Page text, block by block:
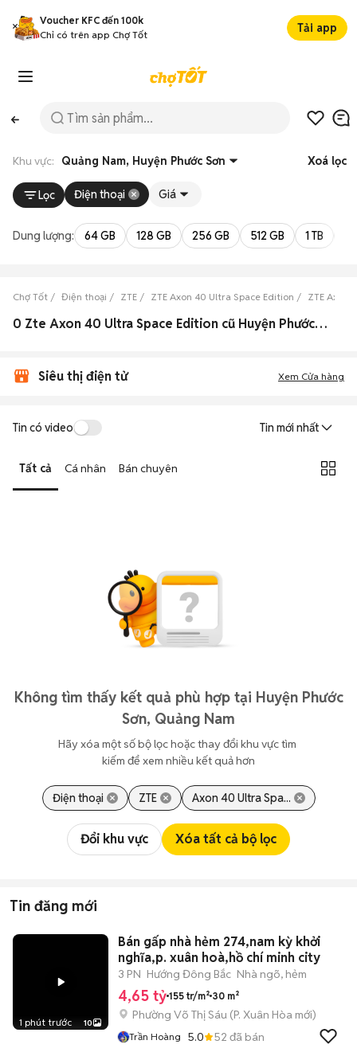
Voucher KFC đến 100k
Chỉ có trên app Chợ Tốt
Tải app
Khu vực: Quảng Nam, Huyện Phước Sơn Xoá lọc
Lọc Điện thoại Giá
Dung lượng: 64 GB 128 GB 256 GB 512 GB 1 TB
Chợ Tốt Điện thoại ZTE ZTE Axon 40 Ultra Space Edition ZTE Axon
0 Zte Axon 40 Ultra Space Edition cũ Huyện Phước Sơn, Quảng Nam đẹp
Siêu thị điện tử Xem Cửa hàng
Tin có video Tin mới nhất
Tất cả Cá nhân Bán chuyên
Không tìm thấy kết quả phù hợp tại Huyện Phước
Sơn, Quảng Nam
Hãy xóa một số bộ lọc hoặc thay đổi khu vực tìm
kiếm để xem nhiều kết quả hơn
Điện thoại ZTE Axon 40 Ultra Spa...
Đổi khu vực Xóa tất cả bộ lọc
Tin đăng mới
1 phút trước 10
Bán gấp nhà hẻm 274,nam kỳ khởi
nghĩa,p. xuân hoà,hồ chí minh city
3 PN Hướng Đông Bắc Nhà ngõ, hẻm
4,65 tỷ 155 tr/m² 30 m²
Phường Võ Thị Sáu (P. Xuân Hòa mới)
Trần Hoàng 5.0 52 đã bán